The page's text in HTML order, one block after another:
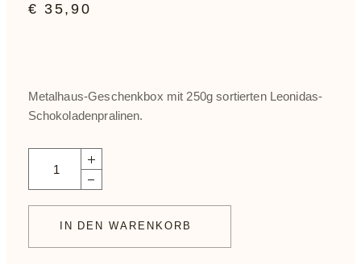
€ 35,90
Metalhaus-Geschenkbox mit 250g sortierten Leonidas-
Schokoladenpralinen.
Geschenkbox großes Haus mit schoko Pralinen - 500gr
IN DEN WARENKORB